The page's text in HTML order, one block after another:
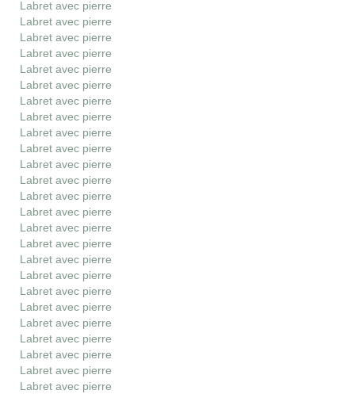
Labret avec pierre
Labret avec pierre
Labret avec pierre
Labret avec pierre
Labret avec pierre
Labret avec pierre
Labret avec pierre
Labret avec pierre
Labret avec pierre
Labret avec pierre
Labret avec pierre
Labret avec pierre
Labret avec pierre
Labret avec pierre
Labret avec pierre
Labret avec pierre
Labret avec pierre
Labret avec pierre
Labret avec pierre
Labret avec pierre
Labret avec pierre
Labret avec pierre
Labret avec pierre
Labret avec pierre
Labret avec pierre